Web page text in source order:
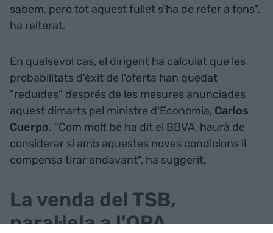
sabem, però tot aquest fullet s'ha de refer a fons",
ha reiterat.
En qualsevol cas, el dirigent ha calculat que les
probabilitats d'èxit de l'oferta han quedat
"reduïdes" després de les mesures anunciades
aquest dimarts pel ministre d'Economia, Carlos
Cuerpo. "Com molt bé ha dit el BBVA, haurà de
considerar si amb aquestes noves condicions li
compensa tirar endavant", ha suggerit.
La venda del TSB,
paral·lela a l'OPA